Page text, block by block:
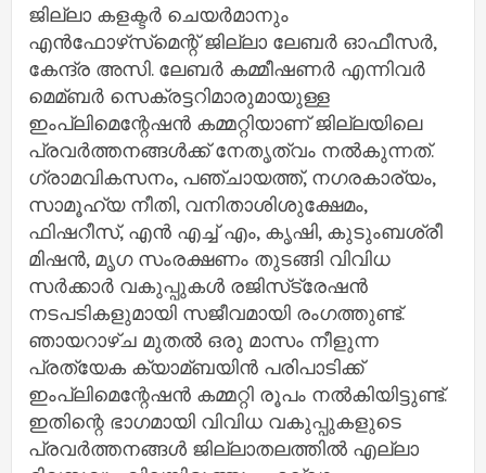
ജില്ലാ കളക്ടര്‍ ചെയര്‍മാനും
എന്‍ഫോഴ്‌സ്‌മെന്റ് ജില്ലാ ലേബര്‍ ഓഫീസര്‍,
കേന്ദ്ര അസി. ലേബര്‍ കമ്മീഷണര്‍ എന്നിവര്‍
മെമ്ബര്‍ സെക്രട്ടറിമാരുമായുള്ള
ഇംപ്ലിമെന്റേഷന്‍ കമ്മറ്റിയാണ് ജില്ലയിലെ
പ്രവര്‍ത്തനങ്ങള്‍ക്ക് നേതൃത്വം നല്‍കുന്നത്.
ഗ്രാമവികസനം, പഞ്ചായത്ത്, നഗരകാര്യം,
സാമൂഹ്യ നീതി, വനിതാശിശുക്ഷേമം,
ഫിഷറീസ്, എന്‍ എച്ച്‌ എം, കൃഷി, കുടുംബശ്രീ
മിഷന്‍, മൃഗ സംരക്ഷണം തുടങ്ങി വിവിധ
സര്‍ക്കാര്‍ വകുപ്പുകള്‍ രജിസ്‌ട്രേഷന്‍
നടപടികളുമായി സജീവമായി രംഗത്തുണ്ട്.
ഞായറാഴ്ച മുതല്‍ ഒരു മാസം നീളുന്ന
പ്രത്യേക ക്യാമ്ബയിന്‍ പരിപാടിക്ക്
ഇംപ്ലിമെന്റേഷന്‍ കമ്മറ്റി രൂപം നല്‍കിയിട്ടുണ്ട്.
ഇതിന്റെ ഭാഗമായി വിവിധ വകുപ്പുകളുടെ
പ്രവര്‍ത്തനങ്ങള്‍ ജില്ലാതലത്തില്‍ എല്ലാ